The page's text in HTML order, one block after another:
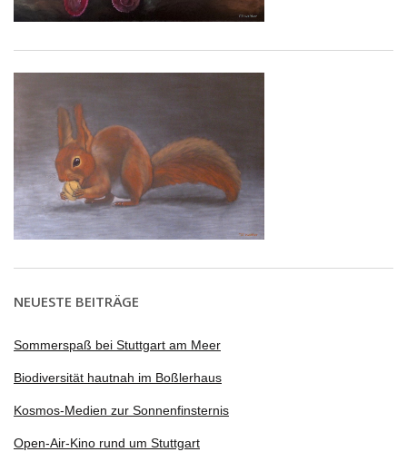
NEUESTE BEITRÄGE
Sommerspaß bei Stuttgart am Meer
Biodiversität hautnah im Boßlerhaus
Kosmos-Medien zur Sonnenfinsternis
Open-Air-Kino rund um Stuttgart